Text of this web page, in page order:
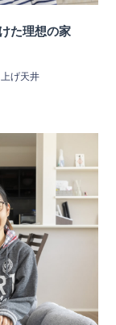
た理想の家
げ天井